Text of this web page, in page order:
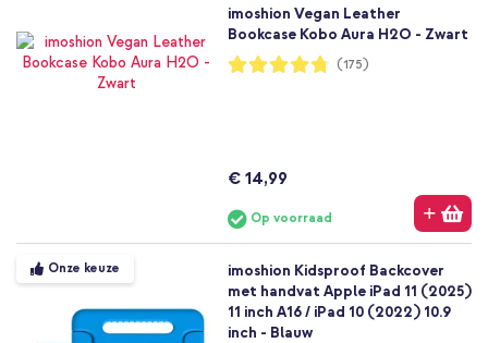
imoshion Vegan Leather
Bookcase Kobo Aura H2O - Zwart
Waardering:
95%
(175)
€ 14,99
Op voorraad
Onze keuze
imoshion Kidsproof Backcover
met handvat Apple iPad 11 (2025)
11 inch A16 / iPad 10 (2022) 10.9
inch - Blauw